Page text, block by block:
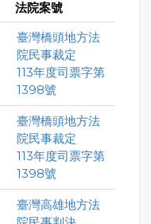
法院案號
臺灣橋頭地方法
院民事裁定
113年度司票字第
1398號
臺灣橋頭地方法
院民事裁定
113年度司票字第
1398號
臺灣高雄地方法